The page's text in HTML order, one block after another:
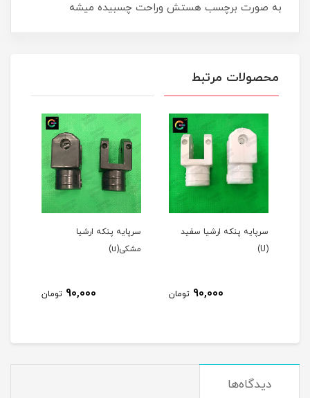
به صورت برچسب هستش وراحت چسبیده میشه
محصولات مرتبط
سفید
سرپایه پنکه ارشیا
90,000
قالپاق پنکه ثانی رنگ
45,000
دیدگاه‌ها